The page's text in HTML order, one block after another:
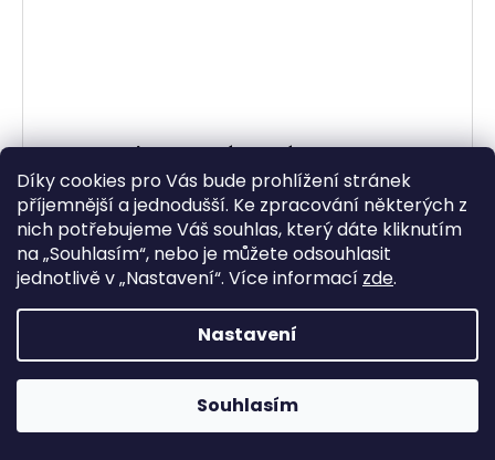
Díky cookies pro Vás bude prohlížení stránek
příjemnější a jednodušší. Ke zpracování některých z
nich potřebujeme Váš souhlas, který dáte kliknutím
na „Souhlasím“, nebo je můžete odsouhlasit
jednotlivě v „Nastavení“. Více informací zde.
Nastavení
Souhlasím
termotriko s dlouhým rukávem HERO LONG
SLEEVE ZIP, UNDER SHIELD (černá)
Skladem
2 105,79 Kč bez DPH
2 548 Kč
bezešvé spodní prádlo složení textilie polypropylen
Dryarn®, elastan a uhlíkové vlákno přiléhavý
anatomický střih lehké a poddajné vhodné pro různé
sportovní aktivity